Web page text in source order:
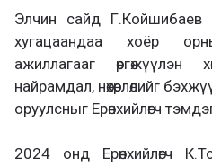
Элчин сайд
хугацаандаа хоёр
ажиллагааг өргөжүүлэн
найрамдал, нөхөрлөлийг
оруулсныг Ерөнхийлөгч
2024 онд Ерөнхийлөгч